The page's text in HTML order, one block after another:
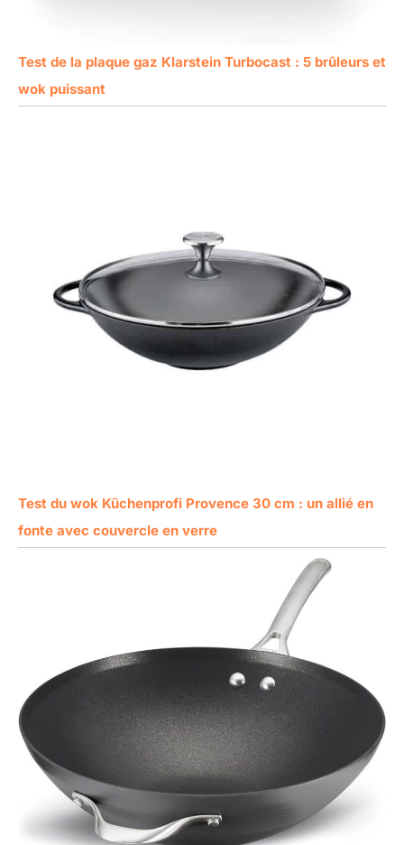
Test de la plaque gaz Klarstein Turbocast : 5 brûleurs et
wok puissant
Test du wok Küchenprofi Provence 30 cm : un allié en
fonte avec couvercle en verre